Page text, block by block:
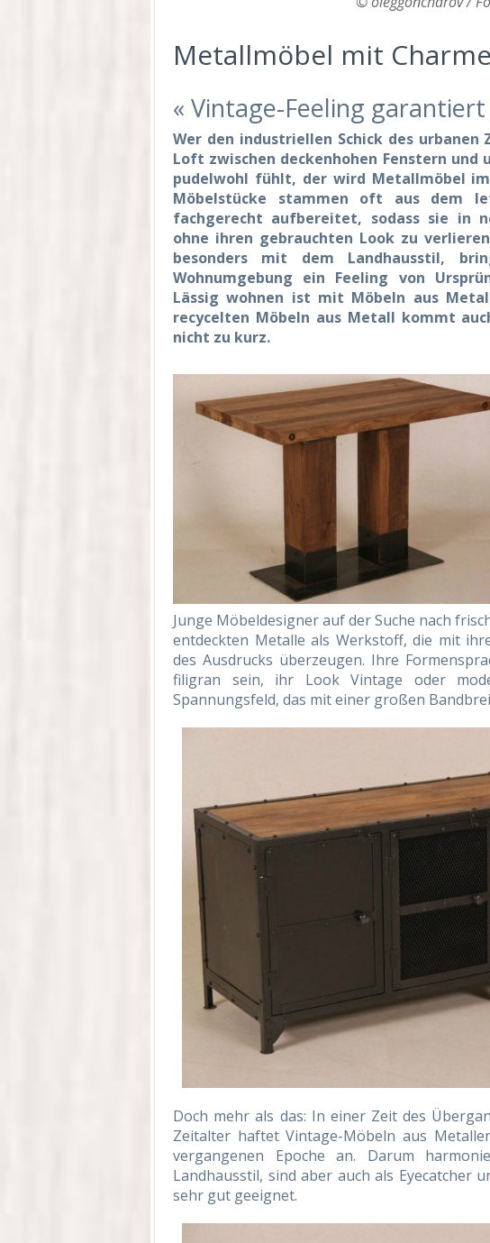
Metallmöbel mit Charme
« Vintage-Feeling garantiert
Wer den industriellen Schick des
Loft zwischen deckenhohen Fenstern und
pudelwohl fühlt, der wird Metallmöbel
Möbelstücke stammen oft aus dem
fachgerecht aufbereitet, sodass sie in
ohne ihren gebrauchten Look zu
besonders mit dem Landhausstil,
Wohnumgebung ein Feeling von
Lässig wohnen ist mit Möbeln aus
recycelten Möbeln aus Metall kommt
nicht zu kurz.
Junge Möbeldesigner auf der Suche nach
entdeckten Metalle als Werkstoff, die mit
des Ausdrucks überzeugen. Ihre
filigran sein, ihr Look Vintage oder
Spannungsfeld, das mit einer großen
Doch mehr als das: In einer Zeit des
Zeitalter haftet Vintage-Möbeln aus
vergangenen Epoche an. Darum
Landhausstil, sind aber auch als Eyecatcher
sehr gut geeignet.